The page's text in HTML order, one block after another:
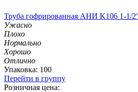
Труба гофрированная АНИ K106 1-1/
Ужасно
Плохо
Нормально
Хорошо
Отлично
Упаковка: 100
Перейти в группу
Розничная цена: